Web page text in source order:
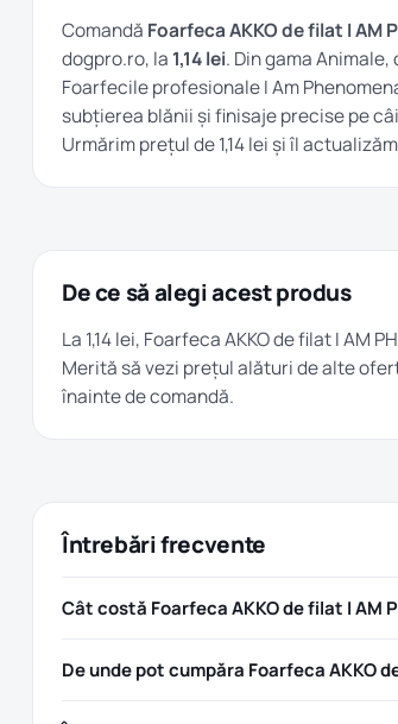
Comandă Foarfeca AKKO de filat I AM
dogpro.ro, la 1,14 lei. Din gamaAnimale,
Foarfecile profesionale I Am
subțierea blănii și finisaje precise pe
Urmărim prețul de 1,14 lei și îl
De ce să alegi acest produs
La 1,14 lei, Foarfeca AKKO de filat I AM
Merită să vezi prețul alături de alte
înainte de comandă.
Întrebări frecvente
Cât costă Foarfeca AKKO de filat I AM
De unde pot cumpăra Foarfeca AKKO